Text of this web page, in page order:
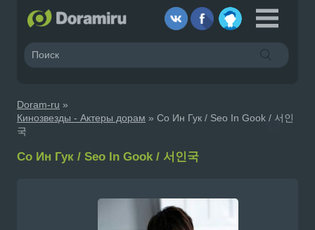
Doram-ru »
Кинозвезды - Актеры дорам » Со Ин Гук / Seo In Gook / 서인
국
Со Ин Гук / Seo In Gook / 서인국